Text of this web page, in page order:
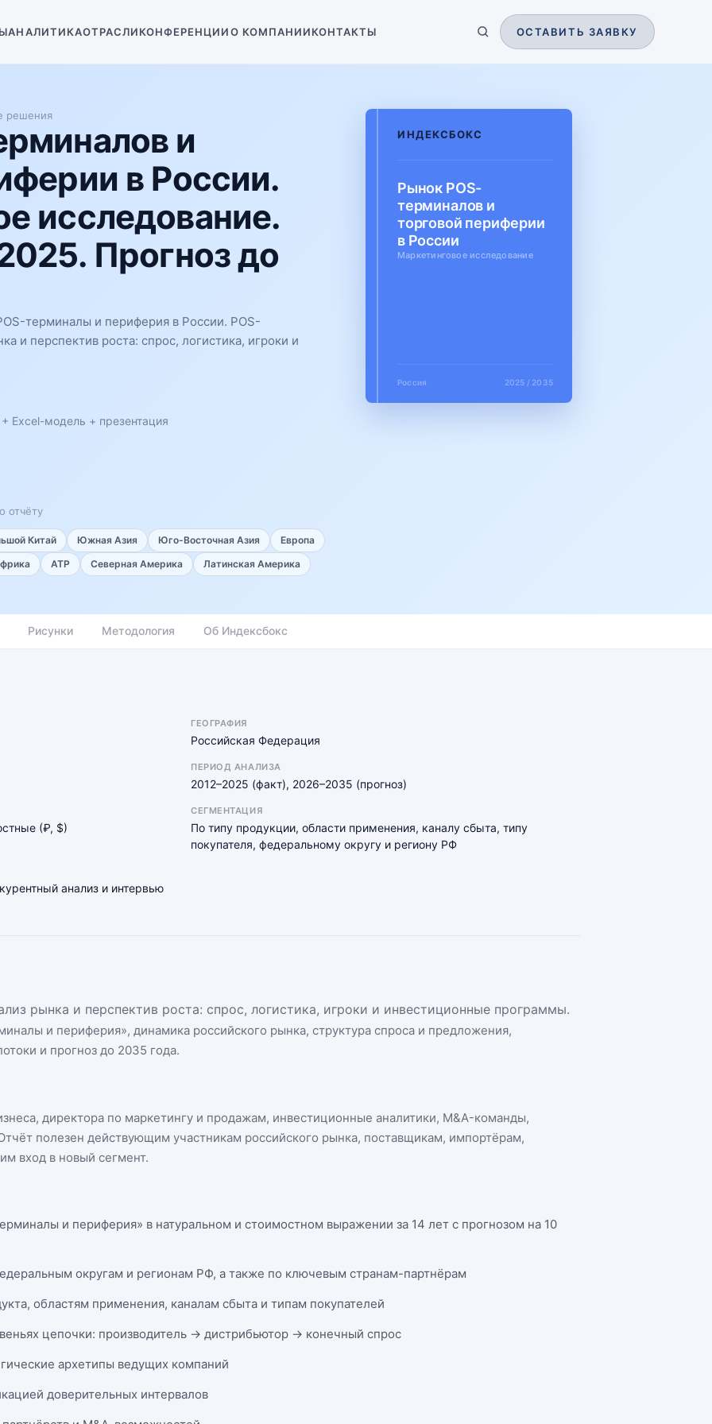
АНАЛИТИКАОТРАСЛИКОНФЕРЕНЦИИО КОМПАНИИКОНТАКТЫ ОСТАВИТЬ ЗАЯВКУ
решения
и
в России.
исследование.
Прогноз до
терминалы и периферия в России. POS-
и перспектив роста: спрос, логистика, игроки и
+ Excel-модель + презентация
отчёту
Китай Южная Азия Юго-Восточная Азия
Европа
АТР Северная Америка Латинская Америка
ИНДЕКСБОКС
Рынок POS-
терминалов и
торговой периферии
в России
Маркетинговое исследование
Россия 2025 / 2035
Рисунки Методология Об Индексбокс
ГЕОГРАФИЯ
Российская Федерация
ПЕРИОД АНАЛИЗА
2012–2025 (факт), 2026–2035 (прогноз)
(₽, $)
СЕГМЕНТАЦИЯ
По типу продукции, области применения, каналу сбыта, типу
покупателя, федеральному округу и региону РФ
анализ и интервью
рынка и перспектив роста: спрос, логистика, игроки и инвестиционные программы.
и периферия», динамика российского рынка, структура спроса и предложения,
и прогноз до 2035 года.
директора по маркетингу и продажам, инвестиционные аналитики, M&A-команды,
полезен действующим участникам российского рынка, поставщикам, импортёрам,
вход в новый сегмент.
и периферия» в натуральном и стоимостном выражении за 14 лет с прогнозом на 10
округам и регионам РФ, а также по ключевым странам-партнёрам
областям применения, каналам сбыта и типам покупателей
цепочки: производитель → дистрибьютор → конечный спрос
архетипы ведущих компаний
доверительных интервалов